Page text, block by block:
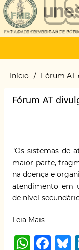
Main
Trilha
navegação
Início Fórum AT
Fórum AT
"Os sistemas de
maior parte,
na doença e
atendimento em
de nível
Leia Mais
W F